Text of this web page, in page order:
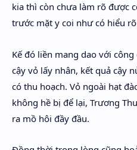
kia thì còn chưa làm rõ được
trước mặt y coi như có hiểu
Kế đó liền mang dao với
cậy vỏ lấy nhân, kết quả cậy
có thu hoạch. Vỏ ngoài hạt
không hề bị để lại, Trương
ra mồ hôi đầy đầu.